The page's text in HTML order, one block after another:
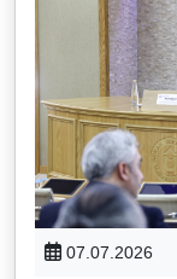
07.07.2026